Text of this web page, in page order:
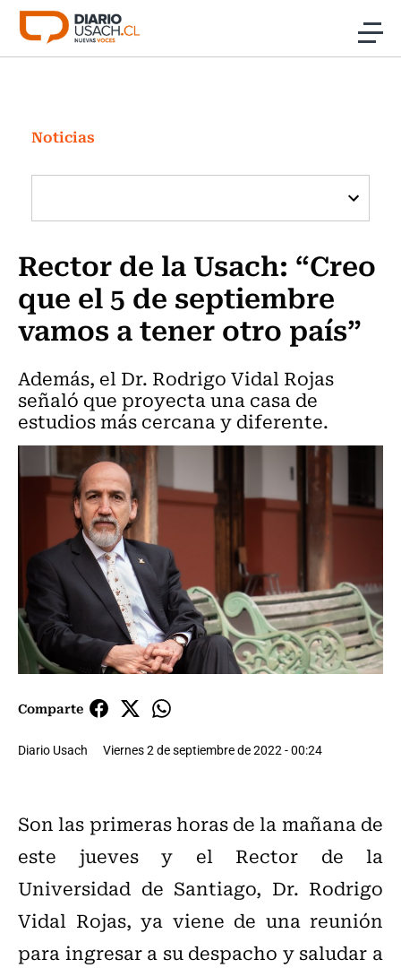
Click acá para ir directamente al contenido
Investigación
Cultura
Programas Radio y TV Usach
Noticias
Rector de la Usach: “Creo
que el 5 de septiembre
vamos a tener otro país”
Además, el Dr. Rodrigo Vidal Rojas
señaló que proyecta una casa de
estudios más cercana y diferente.
Comparte
Diario Usach Viernes 2 de septiembre de 2022 - 00:24
Son las primeras horas de la mañana de
este jueves y el Rector de la
Universidad de Santiago, Dr. Rodrigo
Vidal Rojas, ya viene de una reunión
para ingresar a su despacho y saludar a